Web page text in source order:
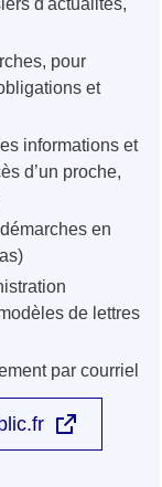
d'actualités,
pour
et
informations et
d’un proche,
en
de lettres
par courriel